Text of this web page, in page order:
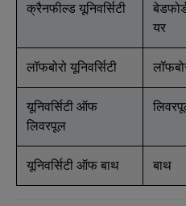
क्रैनफील्ड यूनिवर्सिटी
यर
लॉफबोरो यूनिवर्सिटी
यूनिवर्सिटी ऑफ
लिवरपूल
यूनिवर्सिटी ऑफ बाथ बाथ